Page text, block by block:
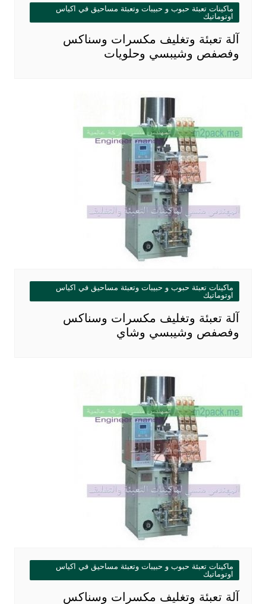
ماكينات تعبئة حبوب و حبيبات وتعبئة مساحيق في اكياس
اوتوماتيك
آلة تعبئة وتغليف مكسرات وسناكس
وفصفص وشيبسي وحلويات
ماكينات تعبئة حبوب و حبيبات وتعبئة مساحيق في اكياس
اوتوماتيك
آلة تعبئة وتغليف مكسرات وسناكس
وفصفص وشيبسي وشاي
ماكينات تعبئة حبوب و حبيبات وتعبئة مساحيق في اكياس
اوتوماتيك
آلة تعبئة وتغليف مكسرات وسناكس